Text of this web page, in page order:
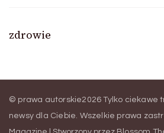
zdrowie
© prawa autorskie2026Tylko ciekawe
newsy dla Ciebie . Wszelkie prawa